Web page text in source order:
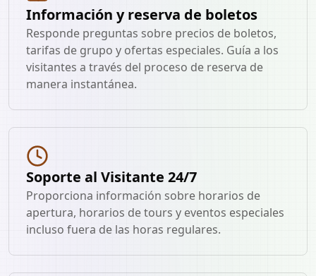
Información y reserva de boletos
Responde preguntas sobre precios de boletos,
tarifas de grupo y ofertas especiales. Guía a los
visitantes a través del proceso de reserva de
manera instantánea.
Soporte al Visitante 24/7
Proporciona información sobre horarios de
apertura, horarios de tours y eventos especiales
incluso fuera de las horas regulares.